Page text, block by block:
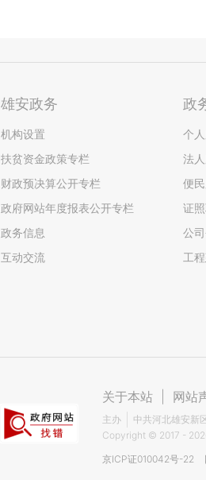
雄安政务
机构设置
扶贫资金政策专栏
财政预决算公开专栏
政府网站年度报表公开专栏
政务信息
互动交流
政
个
法
便
证
公
工
关于本站 网站
主办
中共河北雄安新
Copyright © 2017 -
京ICP证010042号-22